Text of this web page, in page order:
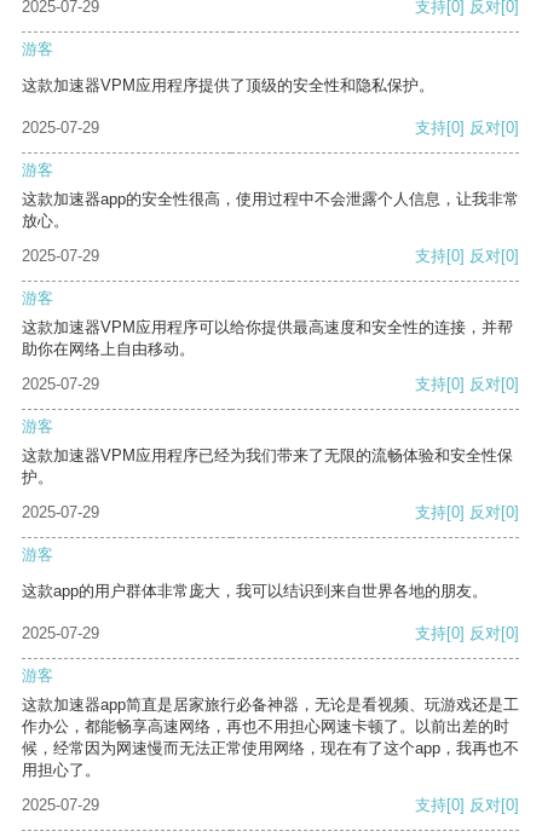
2025-07-29 支持[0] 反对[0]
游客
这款加速器VPM应用程序提供了顶级的安全性和隐私保护。
2025-07-29 支持[0] 反对[0]
游客
这款加速器app的安全性很高，使用过程中不会泄露个人信息，让我非常
放心。
2025-07-29
支持[0] 反对[0]
游客
这款加速器VPM应用程序可以给你提供最高速度和安全性的连接，并帮
助你在网络上自由移动。
2025-07-29
支持[0] 反对[0]
游客
这款加速器VPM应用程序已经为我们带来了无限的流畅体验和安全性保
护。
2025-07-29
支持[0] 反对[0]
游客
这款app的用户群体非常庞大，我可以结识到来自世界各地的朋友。
2025-07-29 支持[0] 反对[0]
游客
这款加速器app简直是居家旅行必备神器，无论是看视频、玩游戏还是工
作办公，都能畅享高速网络，再也不用担心网速卡顿了。以前出差的时
候，经常因为网速慢而无法正常使用网络，现在有了这个app，我再也不
用担心了。
2025-07-29
支持[0] 反对[0]